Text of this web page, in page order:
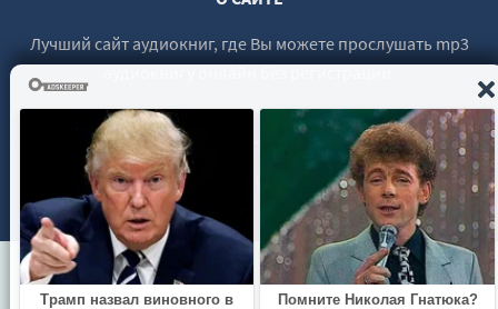
file-32
file-33
file-36
file-37
file-38
Лучший сайт аудиокниг, где Вы можете прослушать mp3
аудиокнигу онлайн без регистрации.
© 2021 - 2026 booksaudio-online.com Все права защищены.